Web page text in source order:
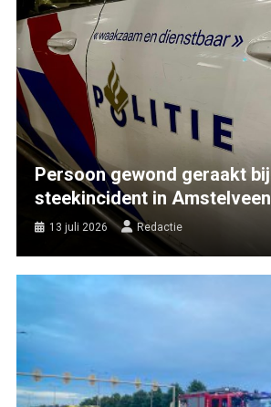
Persoon gewond geraakt bij
steekincident in Amstelveen
13 juli 2026 Redactie